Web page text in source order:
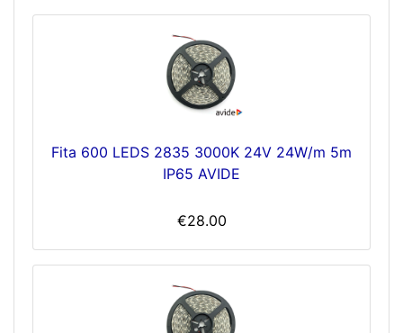
Fita 600 LEDS 2835 3000K 24V 24W/m 5m
IP65 AVIDE
€28.00